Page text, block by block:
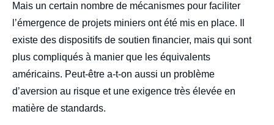
Mais un certain nombre de mécanismes pour faciliter
l’émergence de projets miniers ont été mis en place. Il
existe des dispositifs de soutien financier, mais qui sont
plus compliqués à manier que les équivalents
américains. Peut-être a-t-on aussi un problème
d’aversion au risque et une exigence très élevée en
matière de standards.